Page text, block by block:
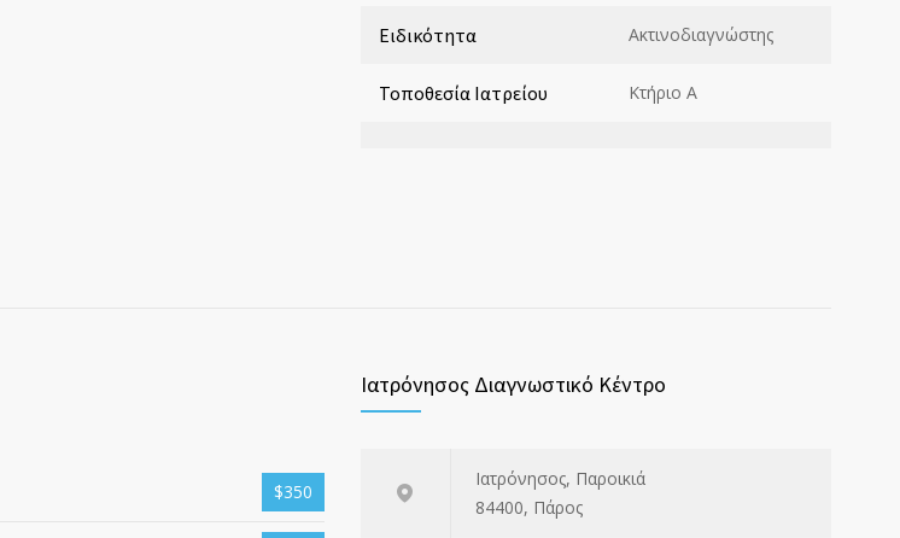
Ειδικότητα Ακτινοδιαγνώστης
Τοποθεσία Ιατρείου Κτήριο Α
$350
Ιατρόνησος Διαγνωστικό Κέντρο
Ιατρόνησος, Παροικιά
84400, Πάρος